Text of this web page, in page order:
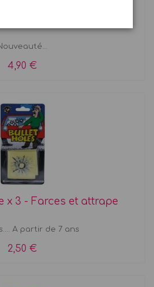
4,90 €
x 3 - Farces et attrape
A partir de 7 ans
2,50 €